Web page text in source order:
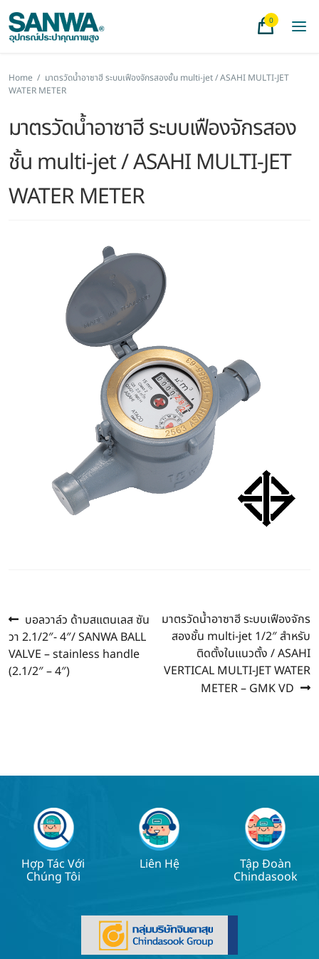
0
Home / มาตรวัดน้ำอาซาฮี ระบบเฟืองจักรสองชั้น multi-jet / ASAHI MULTI-JET
WATER METER
มาตรวัดน้ำอาซาฮี ระบบเฟืองจักรสอง
ชั้น multi-jet / ASAHI MULTI-JET
WATER METER
Post
navigation
Previous
post:
บอลวาล์ว ด้ามสแตนเลส ซัน
วา 2.1/2″- 4″/ SANWA BALL
VALVE – stainless handle
(2.1/2″ – 4″)
Next
post:
มาตรวัดน้ำอาซาฮี ระบบเฟืองจักร
สองชั้น multi-jet 1/2″ สำหรับ
ติดตั้งในแนวตั้ง / ASAHI
VERTICAL MULTI-JET WATER
METER – GMK VD
Hợp Tác Với
Chúng Tôi
Liên Hệ Tập Đoàn
Chindasook